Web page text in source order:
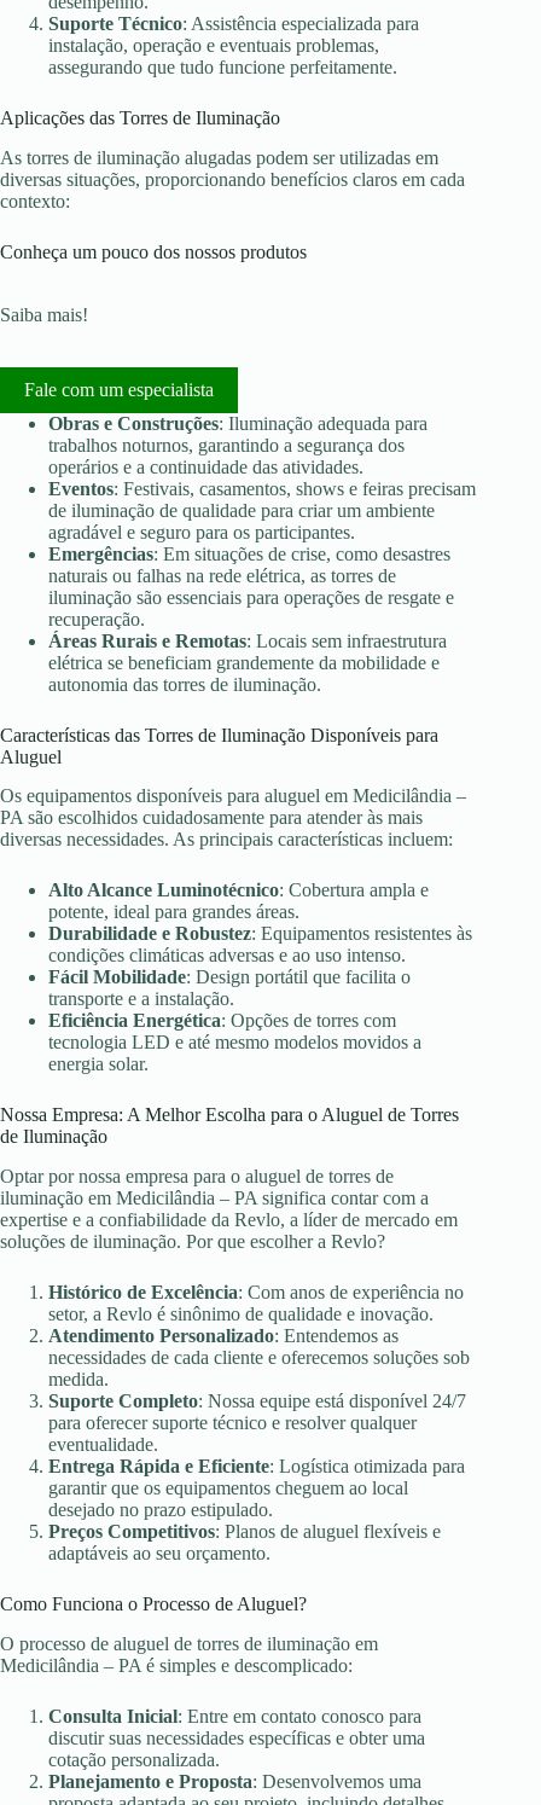
Suporte Técnico: Assistência especializada para
instalação, operação e eventuais problemas,
assegurando que tudo funcione perfeitamente.
Aplicações das Torres de Iluminação
As torres de iluminação alugadas podem ser utilizadas em
diversas situações, proporcionando benefícios claros em cada
contexto:
Conheça um pouco dos nossos produtos
Saiba mais!
Fale com um especialista
Obras e Construções: Iluminação adequada para
trabalhos noturnos, garantindo a segurança dos
operários e a continuidade das atividades.
Eventos: Festivais, casamentos, shows e feiras precisam
de iluminação de qualidade para criar um ambiente
agradável e seguro para os participantes.
Emergências: Em situações de crise, como desastres
naturais ou falhas na rede elétrica, as torres de
iluminação são essenciais para operações de resgate e
recuperação.
Áreas Rurais e Remotas: Locais sem infraestrutura
elétrica se beneficiam grandemente da mobilidade e
autonomia das torres de iluminação.
Características das Torres de Iluminação Disponíveis para
Aluguel
Os equipamentos disponíveis para aluguel em Medicilândia –
PA são escolhidos cuidadosamente para atender às mais
diversas necessidades. As principais características incluem:
Alto Alcance Luminotécnico: Cobertura ampla e
potente, ideal para grandes áreas.
Durabilidade e Robustez: Equipamentos resistentes às
condições climáticas adversas e ao uso intenso.
Fácil Mobilidade: Design portátil que facilita o
transporte e a instalação.
Eficiência Energética: Opções de torres com
tecnologia LED e até mesmo modelos movidos a
energia solar.
Nossa Empresa: A Melhor Escolha para o Aluguel de Torres
de Iluminação
Optar por nossa empresa para o aluguel de torres de
iluminação em Medicilândia – PA significa contar com a
expertise e a confiabilidade da Revlo, a líder de mercado em
soluções de iluminação. Por que escolher a Revlo?
Histórico de Excelência: Com anos de experiência no
setor, a Revlo é sinônimo de qualidade e inovação.
Atendimento Personalizado: Entendemos as
necessidades de cada cliente e oferecemos soluções sob
medida.
Suporte Completo: Nossa equipe está disponível 24/7
para oferecer suporte técnico e resolver qualquer
eventualidade.
Entrega Rápida e Eficiente: Logística otimizada para
garantir que os equipamentos cheguem ao local
desejado no prazo estipulado.
Preços Competitivos: Planos de aluguel flexíveis e
adaptáveis ao seu orçamento.
Como Funciona o Processo de Aluguel?
O processo de aluguel de torres de iluminação em
Medicilândia – PA é simples e descomplicado:
Consulta Inicial: Entre em contato conosco para
discutir suas necessidades específicas e obter uma
cotação personalizada.
Planejamento e Proposta: Desenvolvemos uma